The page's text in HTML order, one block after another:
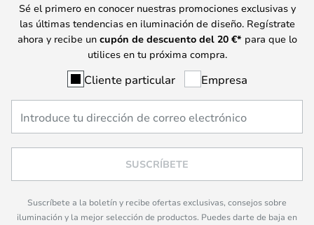
Sé el primero en conocer nuestras promociones exclusivas y
las últimas tendencias en iluminación de diseño. Regístrate
ahora y recibe un cupón de descuento del 20 €* para que lo
utilices en tu próxima compra.
Cliente particular Empresa
SUSCRÍBETE
Suscríbete a la boletín y recibe ofertas exclusivas, consejos sobre
iluminación y la mejor selección de productos. Puedes darte de baja en